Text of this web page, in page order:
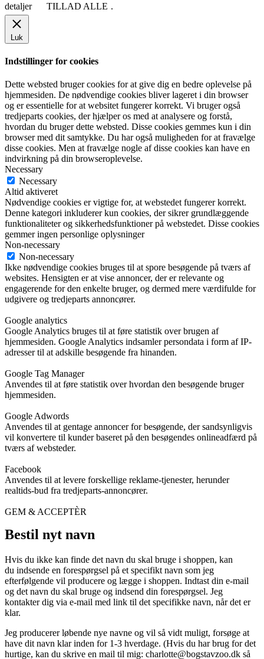
detaljer
TILLAD ALLE .
Luk
Indstillinger for cookies
Dette websted bruger cookies for at give dig en bedre oplevelse på
hjemmesiden. De nødvendige cookies bliver lageret i din browser
og er essentielle for at websitet fungerer korrekt. Vi bruger også
tredjeparts cookies, der hjælper os med at analysere og forstå,
hvordan du bruger dette websted. Disse cookies gemmes kun i din
browser med dit samtykke. Du har også muligheden for at fravælge
disse cookies. Men at fravælge nogle af disse cookies kan have en
indvirkning på din browseroplevelse.
Necessary
Necessary
Altid aktiveret
Nødvendige cookies er vigtige for, at webstedet fungerer korrekt.
Denne kategori inkluderer kun cookies, der sikrer grundlæggende
funktionaliteter og sikkerhedsfunktioner på webstedet. Disse cookies
gemmer ingen personlige oplysninger
Non-necessary
Non-necessary
Ikke nødvendige cookies bruges til at spore besøgende på tværs af
websites. Hensigten er at vise annoncer, der er relevante og
engagerende for den enkelte bruger, og dermed mere værdifulde for
udgivere og tredjeparts annoncører.
Google analytics
Google Analytics bruges til at føre statistik over brugen af
hjemmesiden. Google Analytics indsamler persondata i form af IP-
adresser til at adskille besøgende fra hinanden.
Google Tag Manager
Anvendes til at føre statistik over hvordan den besøgende bruger
hjemmesiden.
Google Adwords
Anvendes til at gentage annoncer for besøgende, der sandsynligvis
vil konvertere til kunder baseret på den besøgendes onlineadfærd på
tværs af websteder.
Facebook
Anvendes til at levere forskellige reklame-tjenester, herunder
realtids-bud fra tredjeparts-annoncører.
GEM & ACCEPTÈR
Bestil nyt navn
Hvis du ikke kan finde det navn du skal bruge i shoppen, kan
du indsende en forespørgsel på et specifikt navn som jeg
efterfølgende vil producere og lægge i shoppen. Indtast din e-mail
og det navn du skal bruge og indsend din forespørgsel. Jeg
kontakter dig via e-mail med link til det specifikke navn, når det er
klar.
Jeg producerer løbende nye navne og vil så vidt muligt, forsøge at
have dit navn klar inden for 1-3 hverdage. (Hvis du har brug for det
hurtige, kan du skrive en mail til mig: charlotte@bogstavzoo.dk så